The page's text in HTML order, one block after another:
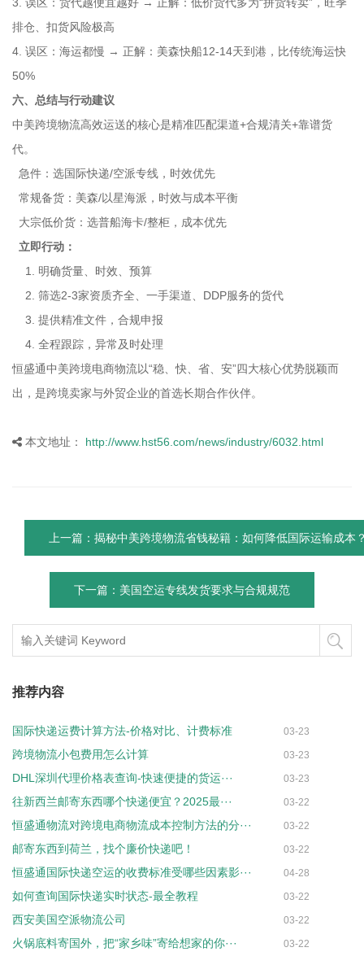
排仓、扣货风险极高
4. 误区：海运都慢 → 正解：美森快船12-14天到港，比传统海运快
50%
六、总结与行动建议
中美跨境物流高效运送的核心是精准匹配渠道+合规清关+靠谱货
代。
急件：选国际快递/空派专线，时效优先
常规备货：美森/以星海派，时效与成本平衡
大宗低价货：选普船海卡/整柜，成本优先
立即行动：
1. 明确货量、时效、预算
2. 筛选2-3家资质齐全、一手渠道、DDP服务的货代
3. 提供精准文件，合规申报
4. 全程跟踪，异常及时处理
恒盛通中美跨境电商物流以“稳、快、省、安”四大核心优势脱颖而
出，是跨境卖家与外贸企业的首选长期合作伙伴。
本文地址： http://www.hst56.com/news/industry/6032.html
上一篇：揭秘中美跨境物流省钱秘籍：如何降低国际运输成本
下一篇：美国空运专线发货要求与合规规范
推荐内容
国际快递运费计算方法-价格对比、计费标准 03-23
跨境物流小包费用怎么计算 03-23
DHL深圳代理价格表查询-快速便捷的货运··· 03-23
往新西兰邮寄东西哪个快递便宜？2025最··· 03-22
恒盛通物流对跨境电商物流成本控制方法的分··· 03-22
邮寄东西到荷兰，找个廉价快递吧！ 03-22
恒盛通国际快递空运的收费标准受哪些因素影··· 04-28
如何查询国际快递实时状态-最全教程 03-22
西安美国空派物流公司 03-22
火锅底料寄国外，把“家乡味”寄给想家的你··· 03-22